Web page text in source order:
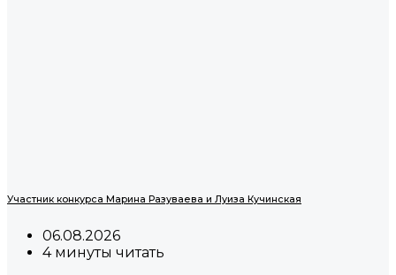
Участник конкурса Марина Разуваева и Луиза Кучинская
06.08.2026
4 минуты читать